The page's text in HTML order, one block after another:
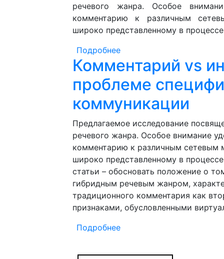
речевого жанра. Особое
комментарию к различным
широко представленному в
Подробнее
виртуальной
Комментарий vs
проблеме
коммуникации
Предлагаемое исследование
речевого жанра. Особое внимание
комментарию к различным сетевым
широко представленному в
статьи – обосновать положение о
гибридным речевым жанром,
традиционного комментария как
признаками, обусловленными
Подробнее